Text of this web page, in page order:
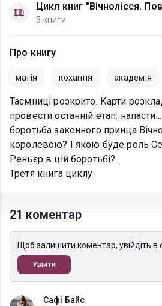
Цикл книг "Вічнолісся.
3 книги
Про книгу
магія кохання академія
Таємниці розкрито. Карти
провести останній етап:
боротьба законного принца
королевою? І якою буде роль
Реньєр в цій боротьбі?..
Третя книга циклу
21 коментар
Щоб залишити коментар, увійдіть в
Увійти
Сафі Байс